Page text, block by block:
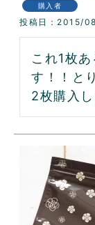
購入者
投稿日 2015/
これ1枚
す！！と
2枚購入し